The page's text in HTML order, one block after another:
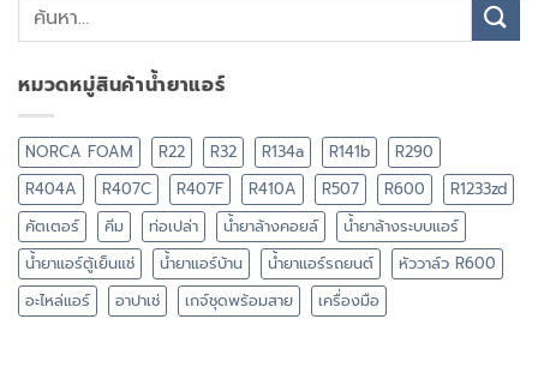
หมวดหมู่สินค้าน้ำยาแอร์
NORCA FOAM R22 R32 R134a R141b
R290
R404A
R407C R407F R410A R507 R600
R1233zd
คัตเตอร์
คีม ท่อเปล่า น้ำยาล้างคอยล์
น้ำยาล้างระบบแอร์
น้ำยาแอร์ตู้เย็นแช่
น้ำยาแอร์บ้าน น้ำยาแอร์รถยนต์
หัววาล์ว R600
อะไหล่แอร์
อาปาเช่ เกจ์ชุดพร้อมสาย เครื่องมือ